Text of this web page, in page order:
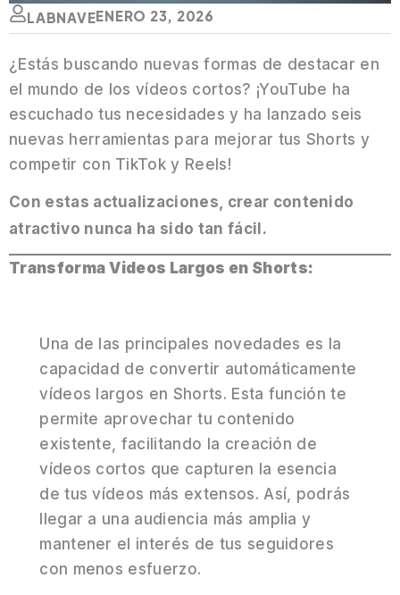
LABNAVEENERO 23, 2026
¿Estás buscando nuevas formas de destacar en
el mundo de los vídeos cortos? ¡YouTube ha
escuchado tus necesidades y ha lanzado seis
nuevas herramientas para mejorar tus Shorts y
competir con TikTok y Reels!
Con estas actualizaciones, crear contenido
atractivo nunca ha sido tan fácil.
Transforma Videos Largos en Shorts:
Una de las principales novedades es la
capacidad de convertir automáticamente
vídeos largos en Shorts. Esta función te
permite aprovechar tu contenido
existente, facilitando la creación de
vídeos cortos que capturen la esencia
de tus vídeos más extensos. Así, podrás
llegar a una audiencia más amplia y
mantener el interés de tus seguidores
con menos esfuerzo.